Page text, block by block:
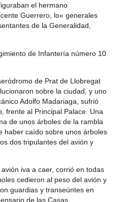
el hermano
Guerrero, lo« generales
de la Generalidad,
de Infantería número 10
de Prat de Llobregat
sobre la ciudad, y uno
Adolfo Madariaga, sufrió
frente al Principal Palace. Una
de unos árboles de la rambla
haber caído sobre unos árboles
dos tripulantes del avión y
iva a caer, corrió en todas
cedieron al peso del avión y
guardias y transeúntes en
de las Casas